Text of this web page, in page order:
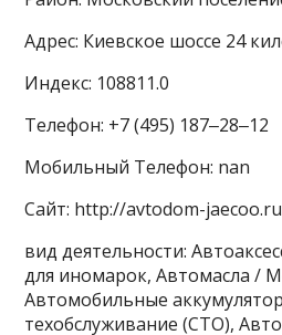
Адрес: Киевское шоссе 24
Индекс: 108811.0
Телефон: +7 (495) 187‒28‒12
Мобильный Телефон: nan
Сайт: http://avtodom-
вид деятельности:
для иномарок, Автомасла /
Автомобильные
техобслуживание (СТО),